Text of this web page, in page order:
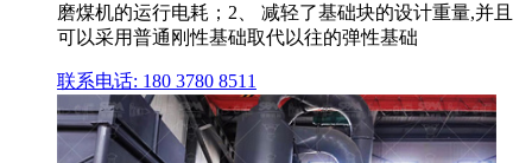
磨煤机的运行电耗；2、 减轻了基础块的设计重量,并且
可以采用普通刚性基础取代以往的弹性基础
联系电话: 180 3780 8511